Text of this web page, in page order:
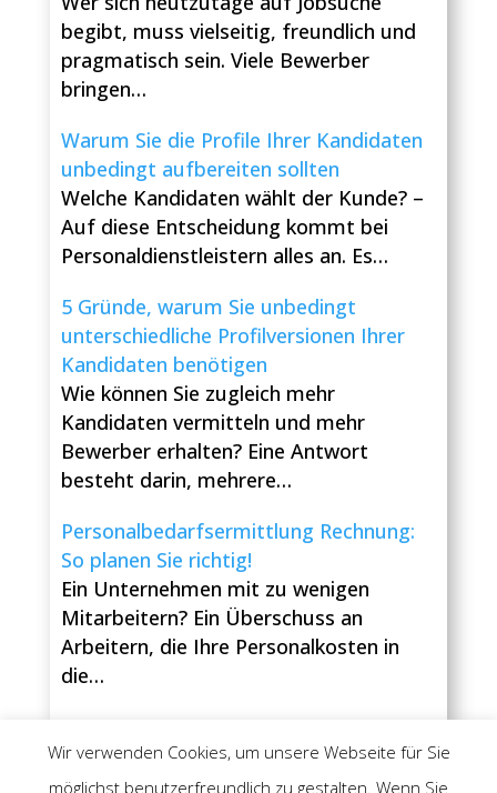
begibt, muss vielseitig, freundlich und
pragmatisch sein. Viele Bewerber
bringen…
Warum Sie die Profile Ihrer Kandidaten
unbedingt aufbereiten sollten
Welche Kandidaten wählt der Kunde? –
Auf diese Entscheidung kommt bei
Personaldienstleistern alles an. Es…
5 Gründe, warum Sie unbedingt
unterschiedliche Profilversionen Ihrer
Kandidaten benötigen
Wie können Sie zugleich mehr
Kandidaten vermitteln und mehr
Bewerber erhalten? Eine Antwort
besteht darin, mehrere…
Personalbedarfsermittlung Rechnung:
So planen Sie richtig!
Ein Unternehmen mit zu wenigen
Mitarbeitern? Ein Überschuss an
Arbeitern, die Ihre Personalkosten in
die…
Wir verwenden Cookies, um unsere Webseite für Sie
möglichst benutzerfreundlich zu gestalten. Wenn Sie